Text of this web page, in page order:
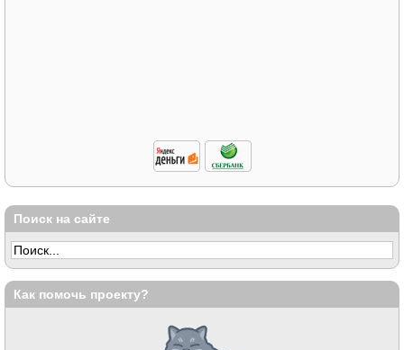
Поиск на сайте
Как помочь проекту?